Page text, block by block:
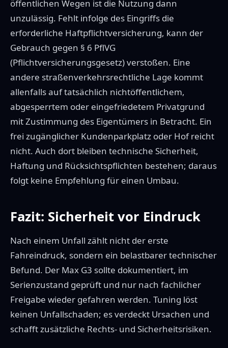
öffentlichen Wegen ist die Nutzung dann
unzulässig. Fehlt infolge des Eingriffs die
erforderliche Haftpflichtversicherung, kann der
Gebrauch gegen § 6 PflVG
(Pflichtversicherungsgesetz) verstoßen. Eine
andere straßenverkehrsrechtliche Lage kommt
allenfalls auf tatsächlich nichtöffentlichem,
abgesperrtem oder eingefriedetem Privatgrund
mit Zustimmung des Eigentümers in Betracht. Ein
frei zugänglicher Kundenparkplatz oder Hof reicht
nicht. Auch dort bleiben technische Sicherheit,
Haftung und Rücksichtspflichten bestehen; daraus
folgt keine Empfehlung für einen Umbau.
Fazit: Sicherheit vor Eindruck
Nach einem Unfall zählt nicht der erste
Fahreindruck, sondern ein belastbarer technischer
Befund. Der Max G3 sollte dokumentiert, im
Serienzustand geprüft und nur nach fachlicher
Freigabe wieder gefahren werden. Tuning löst
keinen Unfallschaden; es verdeckt Ursachen und
schafft zusätzliche Rechts- und Sicherheitsrisiken.